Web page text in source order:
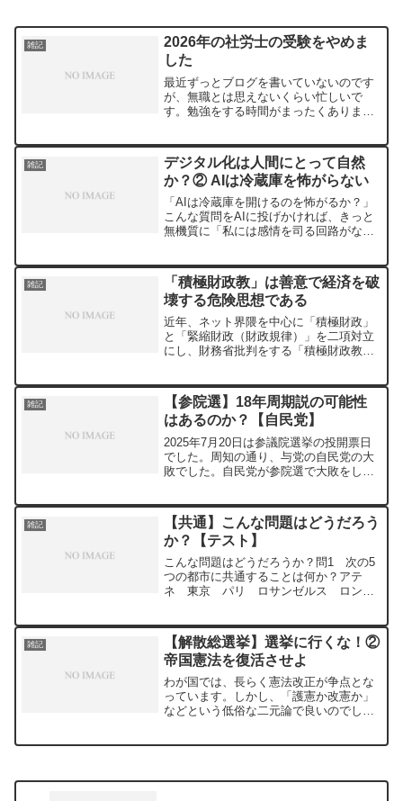
雑記
2026年の社労士の受験をやめま
した
最近ずっとブログを書いていないのです
が、無職とは思えないくらい忙しいで
す。勉強をする時間がまったくありませ
たぶん受けます。
雑記
デジタル化は人間にとって自然
か？② AIは冷蔵庫を怖がらない
「AIは冷蔵庫を開けるのを怖がるか？」
こんな質問をAIに投げかければ、きっと
無機質に「私には感情を司る回路がない
はそんなことを聞いているわけではあり
ません。冷蔵庫という...
雑記
「積極財政教」は善意で経済を破
壊する危険思想である
近年、ネット界隈を中心に「積極財政」
と「緊縮財政（財政規律）」を二項対立
にし、財務省批判をする「積極財政教」
す。ちなみに、私は根っからの夜警国家
論者であり、国は民間に関...
雑記
【参院選】18年周期説の可能性
はあるのか？【自民党】
2025年7月20日は参議院選挙の投開票日
でした。周知の通り、与党の自民党の大
敗でした。自民党が参院選で大敗をした
18年の間隔ですね。この年を見ると、...
雑記
【共通】こんな問題はどうだろう
か？【テスト】
こんな問題はどうだろうか？問1 次の5
つの都市に共通することは何か？アテ
ネ 東京 パリ ロサンゼルス ロンド
国に共通することは何か？アメリカ エ
クアドル エチオピア...
雑記
【解散総選挙】選挙に行くな！②
帝国憲法を復活させよ
わが国では、長らく憲法改正が争点とな
っています。しかし、「護憲か改憲か」
などという低俗な二元論で良いのでしょ